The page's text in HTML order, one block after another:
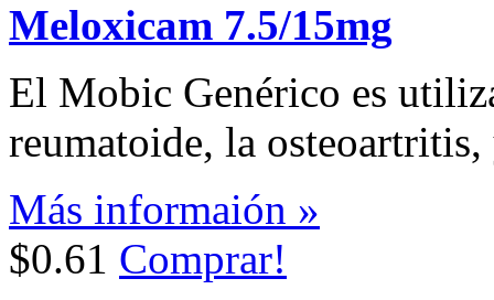
Meloxicam 7.5/15mg
El Mobic Genérico es
reumatoide, la
Más informaión »
$0.61 Comprar!